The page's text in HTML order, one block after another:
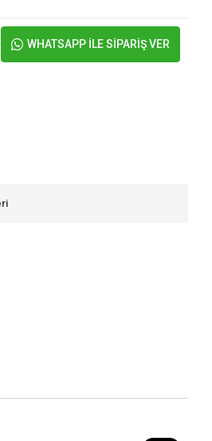
WHATSAPP İLE SİPARİŞ VER